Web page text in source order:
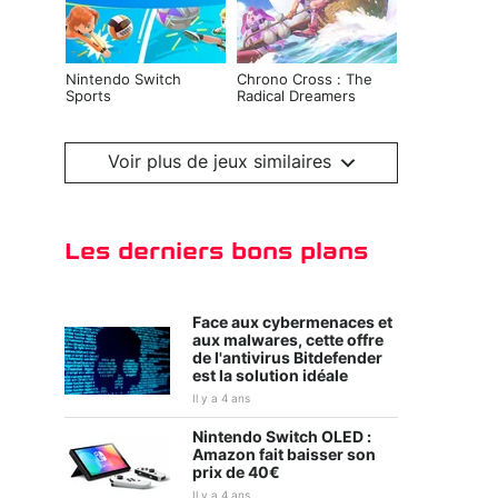
Nintendo Switch
Sports
Chrono Cross : The
Radical Dreamers
Kirby et le monde
oublié
Tiny Tina's
Wonderlands
Voir plus de jeux similaires
Les derniers bons plans
Face aux cybermenaces et
aux malwares, cette offre
de l'antivirus Bitdefender
est la solution idéale
Il y a 4 ans
Nintendo Switch OLED :
Amazon fait baisser son
prix de 40€
Il y a 4 ans